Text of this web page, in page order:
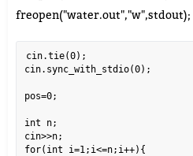
freopen("water.out","w",stdout);
cin.tie(0);
cin.sync_with_stdio(0);
pos=0;
int n;
cin>>n;
for(int i=1;i<=n;i++){